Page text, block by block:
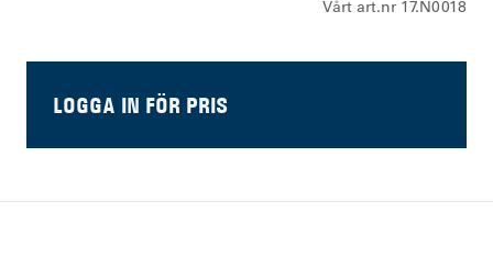
Vårt art.nr 17.N0018
LOGGA IN FÖR PRIS